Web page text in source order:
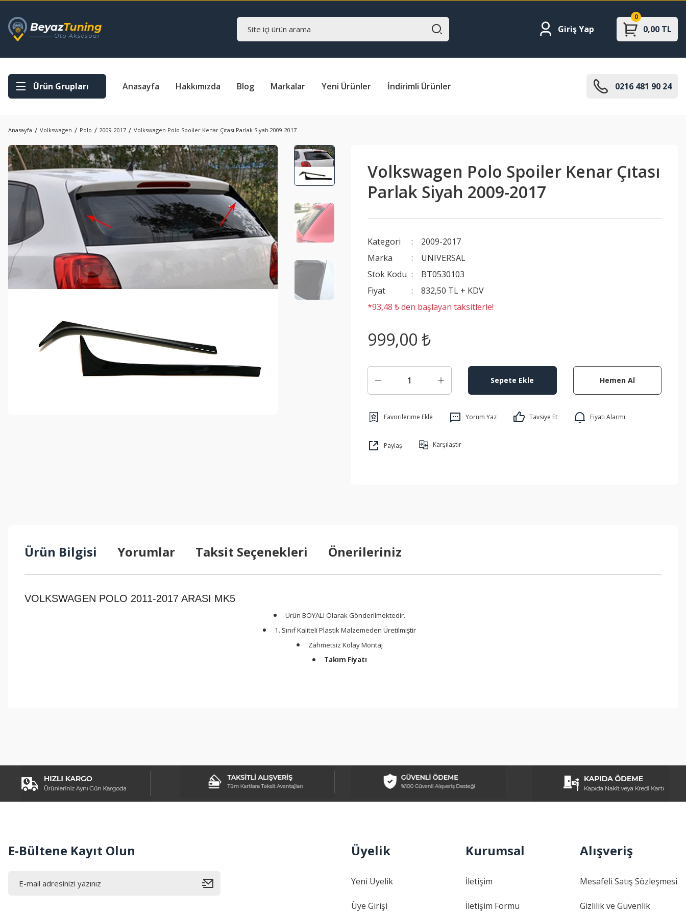
Giriş Yap 0,00 TL
0
Ürün Grupları Anasayfa Hakkımızda Blog Markalar Yeni Ürünler İndirimli Ürünler 0216 481 90 24
Anasayfa Volkswagen Polo 2009-2017 Volkswagen Polo Spoiler Kenar Çıtası Parlak Siyah 2009-2017
Volkswagen Polo Spoiler Kenar Çıtası
Parlak Siyah 2009-2017
Kategori
2009-2017
Marka
UNIVERSAL
Stok Kodu
BT0530103
Fiyat
832,50 TL + KDV
*93,48 ₺ den başlayan taksitlerle!
999,00 ₺
Sepete Ekle Hemen Al
Yorum Yaz Tavsiye Et Fiyatı Alarmı
Paylaş Karşılaştır
Ürün Bilgisi Yorumlar Taksit Seçenekleri Önerileriniz
VOLKSWAGEN POLO 2011-2017 ARASI MK5
Ürün BOYALI Olarak Gönderilmektedir.
1. Sınıf Kaliteli Plastik Malzemeden Üretilmiştir
Zahmetsiz Kolay Montaj
Takım Fiyatı
Ürün fiyatı diğer sitelerden daha pahalı.
Bu ürüne benzer farklı alternatifler olmalı.
E-Bültene Kayıt Olun Üyelik
Yeni Üyelik
Üye Girişi
Kurumsal
İletişim
İletişim Formu
Alışveriş
Mesafeli Satış Sözleşmesi
Gizlilik ve Güvenlik